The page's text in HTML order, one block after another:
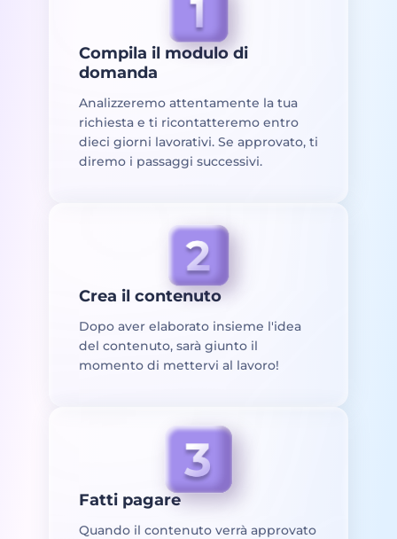
Compila il modulo di
domanda
Analizzeremo attentamente la tua
richiesta e ti ricontatteremo entro
dieci giorni lavorativi. Se approvato, ti
diremo i passaggi successivi.
Crea il contenuto
Dopo aver elaborato insieme l'idea
del contenuto, sarà giunto il
momento di mettervi al lavoro!
Fatti pagare
Quando il contenuto verrà approvato